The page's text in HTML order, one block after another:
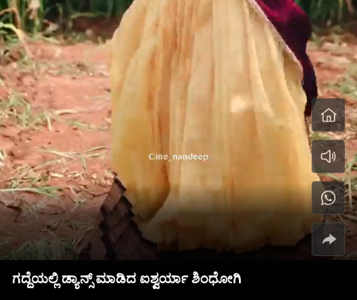
ಗದ್ದೆಯಲ್ಲಿ ಡ್ಯಾನ್ಸ್ ಮಾಡಿದ ಐಶ್ವರ್ಯಾ ಶಿಂಧೋಗಿ